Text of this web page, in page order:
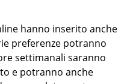
hanno inserito anche
preferenze potranno
settimanali saranno
e potranno anche